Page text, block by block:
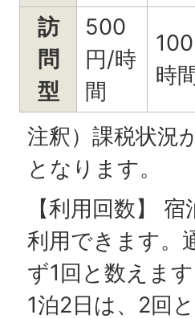
訪
問
型
500
円/時
間
時
注釈）課税状況
となります。
【利用回数】
利用できます。
ず1回と数えま
1泊2日は、2回